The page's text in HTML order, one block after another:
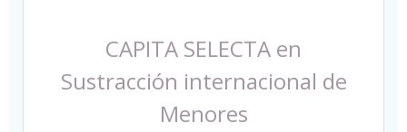
CAPITA SELECTA en
Sustracción internacional de
Menores